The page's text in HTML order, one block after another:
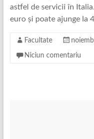
astfel de servicii în
euro şi poate ajunge la
Facultate
Niciun comentariu